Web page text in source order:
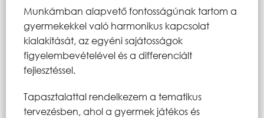
Munkámban alapvető fontosságúnak tartom a
gyermekekkel való harmonikus kapcsolat
kialakítását, az egyéni sajátosságok
figyelembevételével és a differenciált
fejlesztéssel.
Tapasztalattal rendelkezem a tematikus
tervezésben, ahol a gyermek játékos és